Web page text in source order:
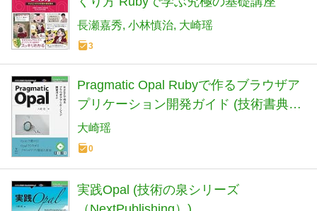
長瀬嘉秀 小林慎治 大崎瑶
3
Pragmatic Opal Rubyで作るブラウザア
プリケーション開発ガイド (技術書典シ
リーズ(NextPublishing))
大崎瑶
0
実践Opal (技術の泉シリーズ